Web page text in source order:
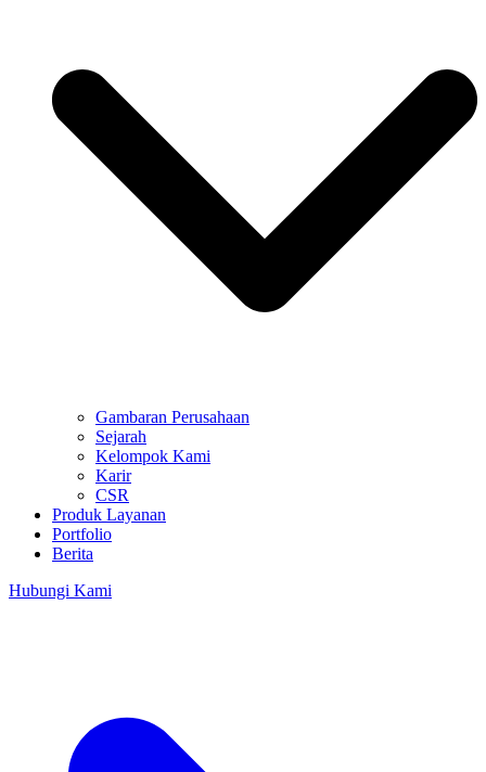
Gambaran Perusahaan
Sejarah
Kelompok Kami
Karir
CSR
Produk Layanan
Portfolio
Berita
Hubungi Kami